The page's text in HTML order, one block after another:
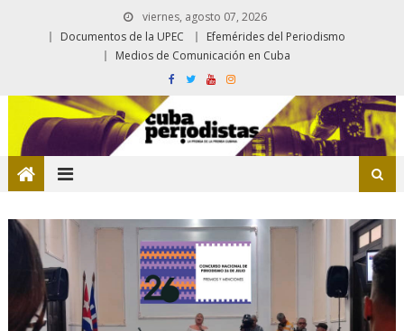
viernes, agosto 07, 2026
Documentos de la UPEC
Efemérides del Periodismo
Medios de Comunicación en Cuba